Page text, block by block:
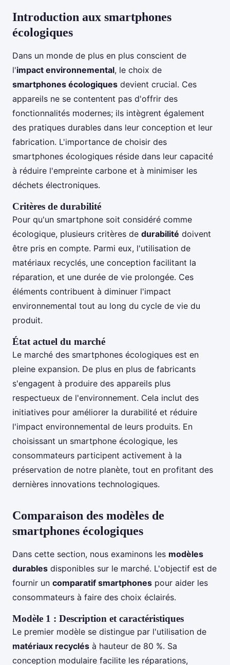
Introduction aux smartphones
écologiques
Dans un monde de plus en plus conscient de
l'impact environnemental, le choix de
smartphones écologiques devient crucial. Ces
appareils ne se contentent pas d'offrir des
fonctionnalités modernes; ils intègrent également
des pratiques durables dans leur conception et leur
fabrication. L'importance de choisir des
smartphones écologiques réside dans leur capacité
à réduire l'empreinte carbone et à minimiser les
déchets électroniques.
Critères de durabilité
Pour qu'un smartphone soit considéré comme
écologique, plusieurs critères de durabilité doivent
être pris en compte. Parmi eux, l'utilisation de
matériaux recyclés, une conception facilitant la
réparation, et une durée de vie prolongée. Ces
éléments contribuent à diminuer l'impact
environnemental tout au long du cycle de vie du
produit.
État actuel du marché
Le marché des smartphones écologiques est en
pleine expansion. De plus en plus de fabricants
s'engagent à produire des appareils plus
respectueux de l'environnement. Cela inclut des
initiatives pour améliorer la durabilité et réduire
l'impact environnemental de leurs produits. En
choisissant un smartphone écologique, les
consommateurs participent activement à la
préservation de notre planète, tout en profitant des
dernières innovations technologiques.
Comparaison des modèles de
smartphones écologiques
Dans cette section, nous examinons les modèles
durables disponibles sur le marché. L'objectif est de
fournir un comparatif smartphones pour aider les
consommateurs à faire des choix éclairés.
Modèle 1 : Description et caractéristiques
Le premier modèle se distingue par l'utilisation de
matériaux recyclés à hauteur de 80 %. Sa
conception modulaire facilite les réparations,